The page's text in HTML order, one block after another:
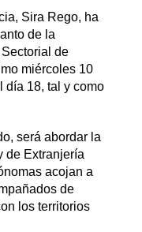
Sira Rego, ha
de la
de
miércoles 10
día 18, tal y como
será abordar la
de Extranjería
acojan a
de
los territorios